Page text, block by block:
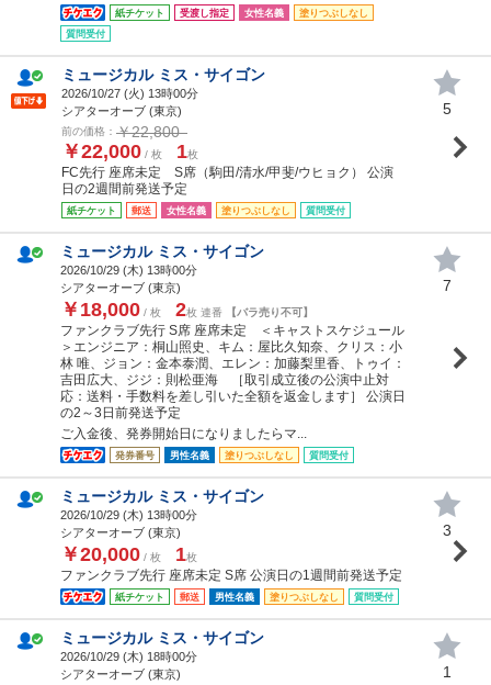
紙チケット 受渡し指定 女性名義
塗りつぶしなし
質問受付
ミュージカル ミス・サイゴン
2026/10/27 (火) 13時00分
シアターオーブ (東京)
前の価格： ￥22,800
￥22,000 / 枚 1枚
FC先行 座席未定 S席（駒田/清水/甲斐/ウヒョク） 公演
日の2週間前発送予定
紙チケット 郵送 女性名義 塗りつぶしなし 質問受付
5
ミュージカル ミス・サイゴン
2026/10/29 (木) 13時00分
シアターオーブ (東京)
￥18,000 / 枚 2枚 連番 【バラ売り不可】
ファンクラブ先行 S席 座席未定 ＜キャストスケジュール
＞エンジニア：桐山照史、キム：屋比久知奈、クリス：小
林 唯、ジョン：金本泰潤、エレン：加藤梨里香、トゥイ：
吉田広大、ジジ：則松亜海 ［取引成立後の公演中止対
応：送料・手数料を差し引いた全額を返金します］ 公演日
の2～3日前発送予定
ご入金後、発券開始日になりましたらマ...
発券番号 男性名義 塗りつぶしなし 質問受付
7
ミュージカル ミス・サイゴン
2026/10/29 (木) 13時00分
シアターオーブ (東京)
￥20,000 / 枚 1枚
ファンクラブ先行 座席未定 S席 公演日の1週間前発送予定
紙チケット 郵送 男性名義 塗りつぶしなし 質問受付
3
ミュージカル ミス・サイゴン
2026/10/29 (木) 18時00分
シアターオーブ (東京)
1